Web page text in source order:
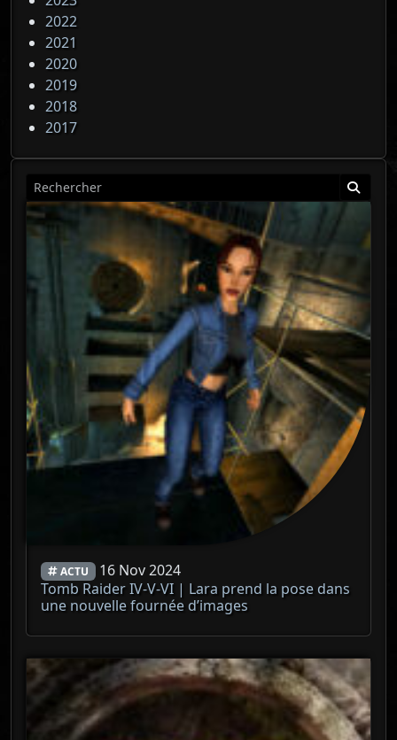
2022
2021
2020
2019
2018
2017
ACTU 16 Nov 2024
Tomb Raider IV-V-VI | Lara prend la pose dans
une nouvelle fournée d’images